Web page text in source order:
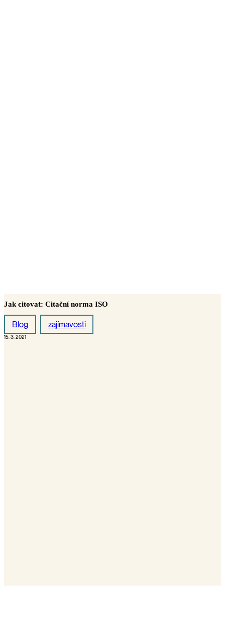
Jak citovat: Citační norma ISO
Blog zajímavosti
15. 3. 2021